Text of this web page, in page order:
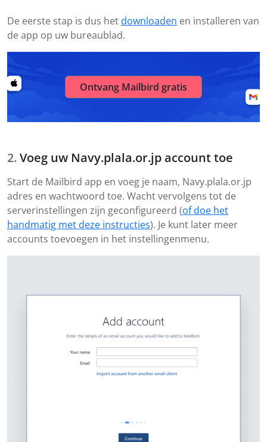
De eerste stap is dus het downloaden en installeren van
de app op uw bureaublad.
Ontvang Mailbird gratis
Voeg uw Navy.plala.or.jp account toe
Start de Mailbird app en voeg je naam, Navy.plala.or.jp
adres en wachtwoord toe. Wacht vervolgens tot de
serverinstellingen zijn geconfigureerd (of doe het
handmatig met deze instructies). Je kunt later meer
accounts toevoegen in het instellingenmenu.